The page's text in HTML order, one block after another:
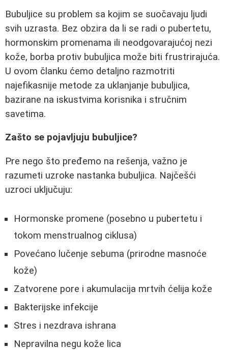
Bubuljice su problem sa kojim se suočavaju ljudi
svih uzrasta. Bez obzira da li se radi o pubertetu,
hormonskim promenama ili neodgovarajućoj nezi
kože, borba protiv bubuljica može biti frustrirajuća.
U ovom članku ćemo detaljno razmotriti
najefikasnije metode za uklanjanje bubuljica,
bazirane na iskustvima korisnika i stručnim
savetima.
Zašto se pojavljuju bubuljice?
Pre nego što pređemo na rešenja, važno je
razumeti uzroke nastanka bubuljica. Najčešći
uzroci uključuju:
Hormonske promene (posebno u pubertetu i
tokom menstrualnog ciklusa)
Povećano lučenje sebuma (prirodne masnoće
kože)
Zatvorene pore i akumulacija mrtvih ćelija kože
Bakterijske infekcije
Stres i nezdrava ishrana
Nepravilna negu kože lica